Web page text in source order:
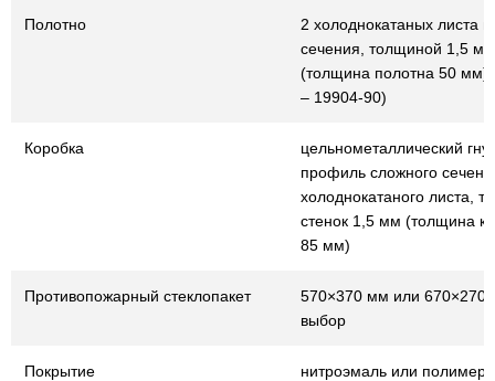
Полотно
2 холоднокатаных листа
сечения, толщиной 1,5 мм
(толщина полотна 50
– 19904-90)
Коробка
цельнометаллический
профиль сложного
холоднокатаного листа,
стенок 1,5 мм (толщина
85 мм)
Противопожарный стеклопакет
570×370 мм или 670×270
выбор
Покрытие
нитроэмаль или